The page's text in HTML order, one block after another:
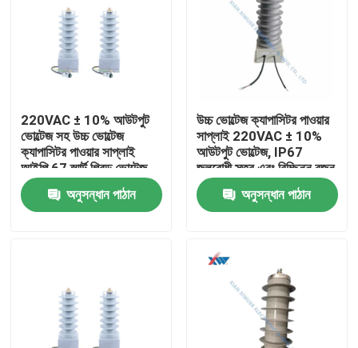
VR প্রদর্শন
220VAC ± 10% আউটপুট
ভোল্টেজ সহ উচ্চ ভোল্টেজ
ক্যাপাসিটর পাওয়ার সাপ্লাই
আইপি 67 স্মার্ট গ্রিড ভোল্টেজ
ডিভাইডার জন্য জলরোধী স্তর
এবং নিরোধক রজন পটিং
অনুসন্ধান পাঠান
উচ্চ ভোল্টেজ ক্যাপাসিটর পাওয়ার
সাপ্লাই 220VAC ± 10%
আউটপুট ভোল্টেজ, IP67
জলরোধী স্তর এবং বিচ্ছিন্ন রজন
পটিং
অনুসন্ধান পাঠান